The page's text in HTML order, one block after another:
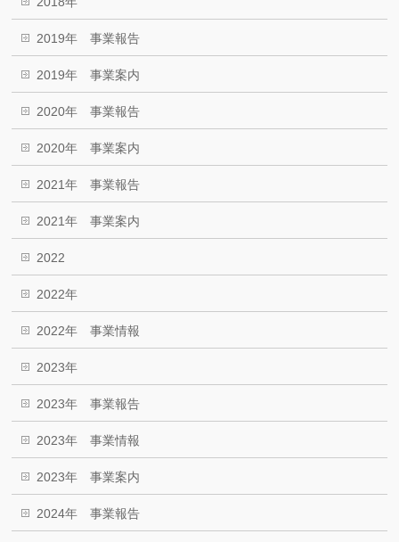
2019年 事業報告
2019年 事業案内
2020年 事業報告
2020年 事業案内
2021年 事業報告
2021年 事業案内
2022
2022年
2022年 事業情報
2023年
2023年 事業報告
2023年 事業情報
2023年 事業案内
2024年 事業報告